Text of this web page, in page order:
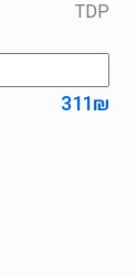
TDP
311₪